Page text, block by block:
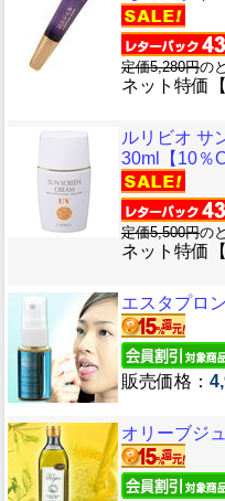
定価5,280円の
ネット特価
ルリビオ サ
30ml【10％
定価5,500円の
ネット特価
エスタプロ
販売価格：
オリーブジ